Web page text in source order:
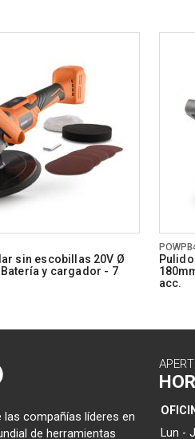
sin escobillas 20V Ø
y cargador - 7
acc.
las compañías líderes en
de herramientas
Lun -